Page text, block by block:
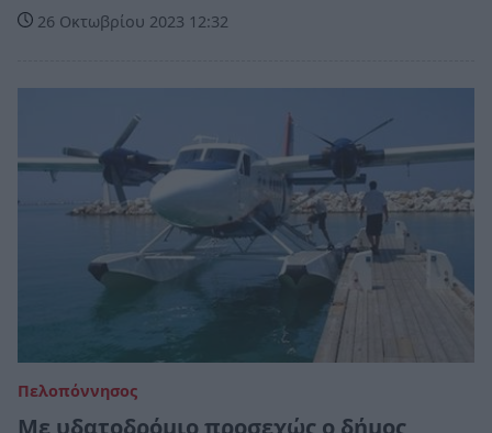
26 Οκτωβρίου 2023 12:32
Πελοπόννησος
Με υδατοδρόμιο προσεχώς ο δήμος